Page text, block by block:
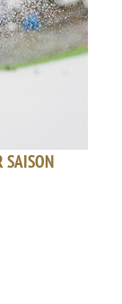
SAISON